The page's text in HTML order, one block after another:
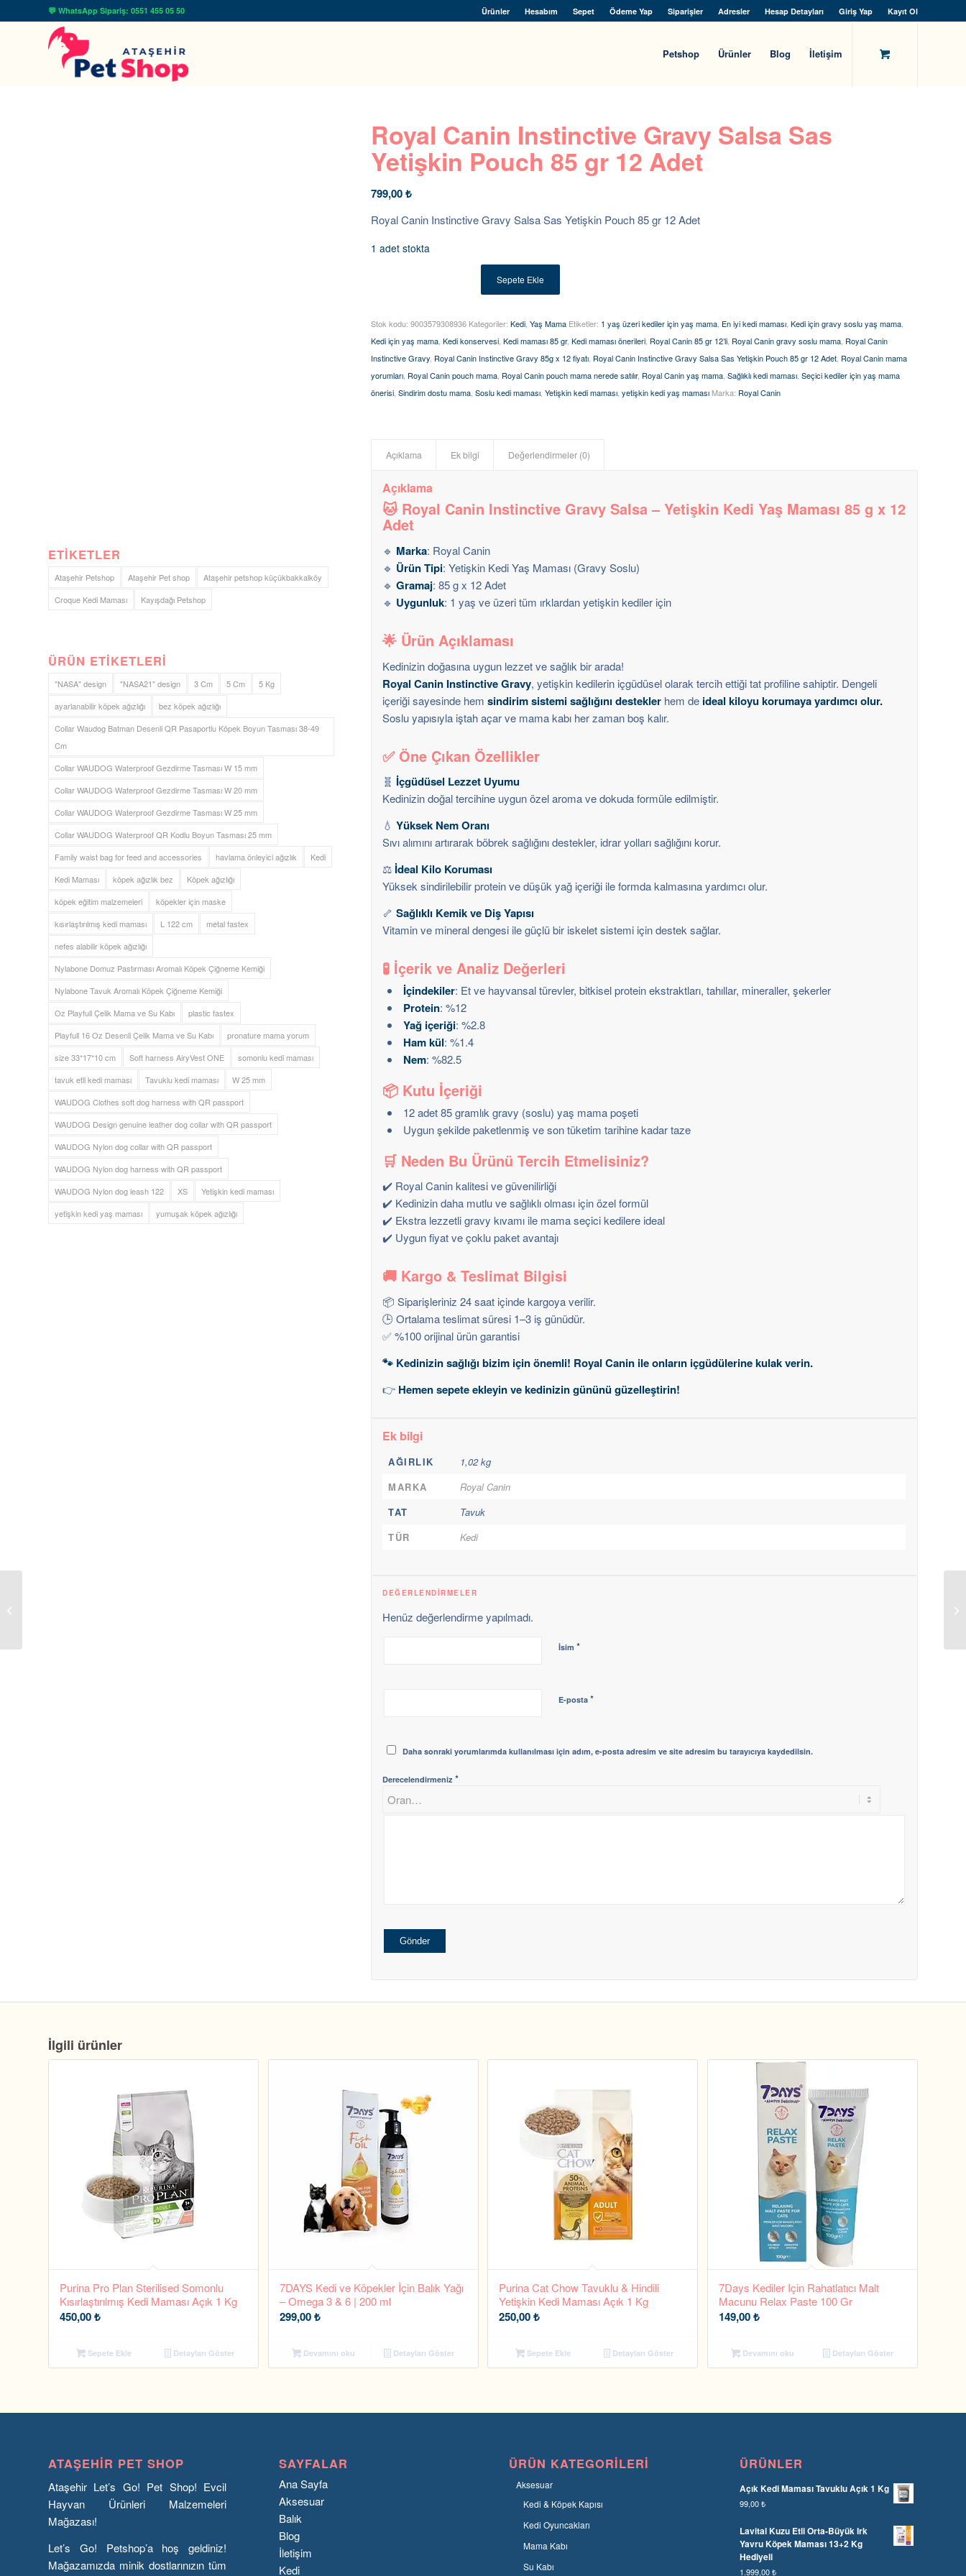
Ürünler Hesabım Sepet Ödeme Yap Siparişler Adresler Hesap Detayları Giriş Yap Kayıt Ol
💬 WhatsApp Sipariş: 0551 455 05 50
Petshop Ürünler Blog İletişim
ETIKETLER
Ataşehir Petshop Ataşehir Pet shop
Ataşehir petshop küçükbakkalköy
Croque Kedi Maması
Kayışdağı Petshop
ÜRÜN ETIKETLERI
"NASA" design "NASA21" design 3 Cm 5 Cm
5 Kg
ayarlanabilir köpek ağızlığı
bez köpek ağızlığı
Collar Waudog Batman Desenli QR Pasaportlu Köpek Boyun Tasması 38-49
Cm
Collar WAUDOG Waterproof Gezdirme Tasması W 15 mm
Collar WAUDOG Waterproof Gezdirme Tasması W 20 mm
Collar WAUDOG Waterproof Gezdirme Tasması W 25 mm
Collar WAUDOG Waterproof QR Kodlu Boyun Tasması 25 mm
Family waist bag for feed and accessories
havlama önleyici ağızlık
Kedi
Kedi Maması
köpek ağızlık bez
Köpek ağızlığı
köpek eğitim malzemeleri
köpekler için maske
kısırlaştırılmış kedi maması
L 122 cm
metal fastex
nefes alabilir köpek ağızlığı
Nylabone Domuz Pastırması Aromalı Köpek Çiğneme Kemiği
Nylabone Tavuk Aromalı Köpek Çiğneme Kemiği
Oz Playfull Çelik Mama ve Su Kabı
plastic fastex
Playfull 16 Oz Desenli Çelik Mama ve Su Kabı
pronature mama yorum
size 33*17*10 cm
Soft harness AiryVest ONE
somonlu kedi maması
tavuk etli kedi maması
Tavuklu kedi maması
W 25 mm
WAUDOG Clothes soft dog harness with QR passport
WAUDOG Design genuine leather dog collar with QR passport
WAUDOG Nylon dog collar with QR passport
WAUDOG Nylon dog harness with QR passport
WAUDOG Nylon dog leash 122
XS
Yetişkin kedi maması
yetişkin kedi yaş maması
yumuşak köpek ağızlığı
Royal Canin Instinctive Gravy Salsa Sas
Yetişkin Pouch 85 gr 12 Adet
799,00₺
Royal Canin Instinctive Gravy Salsa Sas Yetişkin Pouch 85 gr 12 Adet
1 adet stokta
Sepete Ekle
Stok kodu:9003579308936 Kategoriler:Kedi,Yaş Mama Etiketler: 1 yaş üzeri kediler için yaş mama, En iyi kedi maması,Kedi için gravy soslu yaş mama,
Kedi için yaş mama,Kedi konservesi,Kedi maması 85 gr,Kedi maması önerileri, Royal Canin 85 gr 12’li, Royal Canin gravy soslu mama, Royal Canin
Instinctive Gravy, Royal Canin Instinctive Gravy 85g x 12 fiyatı, Royal Canin Instinctive Gravy Salsa Sas Yetişkin Pouch 85 gr 12 Adet, Royal Canin mama
yorumları, Royal Canin pouch mama, Royal Canin pouch mama nerede satılır, Royal Canin yaş mama,Sağlıklı kedi maması,Seçici kediler için yaş mama
önerisi,Sindirim dostu mama,Soslu kedi maması,Yetişkin kedi maması,yetişkin kedi yaş maması Marka: Royal Canin
Açıklama Ek bilgi Değerlendirmeler (0)
Açıklama
🐱 Royal Canin Instinctive Gravy Salsa – Yetişkin Kedi Yaş Maması 85 g x 12
Adet
🔹 Marka: Royal Canin
🔹 Ürün Tipi: Yetişkin Kedi Yaş Maması (Gravy Soslu)
🔹Gramaj: 85 g x 12 Adet
🔹 Uygunluk: 1 yaş ve üzeri tüm ırklardan yetişkin kediler için
🌟 Ürün Açıklaması
Kedinizin doğasına uygun lezzet ve sağlık bir arada!
Royal Canin Instinctive Gravy, yetişkin kedilerin içgüdüsel olarak tercih ettiği tat profiline sahiptir. Dengeli
içeriği sayesinde hemsindirim sistemi sağlığını destekler hem de ideal kiloyu korumaya yardımcı olur.
Soslu yapısıyla iştah açar ve mama kabı her zaman boş kalır.
✅ Öne Çıkan Özellikler
🧬 İçgüdüsel Lezzet Uyumu
Kedinizin doğal tercihine uygun özel aroma ve dokuda formüle edilmiştir.
💧Yüksek Nem Oranı
Sıvı alımını artırarak böbrek sağlığını destekler, idrar yolları sağlığını korur.
⚖️ İdeal Kilo Koruması
Yüksek sindirilebilir protein ve düşük yağ içeriği ile formda kalmasına yardımcı olur.
🦴Sağlıklı Kemik ve Diş Yapısı
Vitamin ve mineral dengesi ile güçlü bir iskelet sistemi için destek sağlar.
🧪 İçerik ve Analiz Değerleri
İçindekiler: Et ve hayvansal türevler, bitkisel protein ekstraktları, tahıllar, mineraller, şekerler
Protein: %12
Yağ içeriği: %2.8
Ham kül: %1.4
Nem: %82.5
📦 Kutu İçeriği
12 adet 85 gramlık gravy (soslu) yaş mama poşeti
Uygun şekilde paketlenmiş ve son tüketim tarihine kadar taze
🛒 Neden Bu Ürünü Tercih Etmelisiniz?
✔️ Royal Canin kalitesi ve güvenilirliği
✔️ Kedinizin daha mutlu ve sağlıklı olması için özel formül
✔️ Ekstra lezzetli gravy kıvamı ile mama seçici kedilere ideal
✔️ Uygun fiyat ve çoklu paket avantajı
🚚 Kargo & Teslimat Bilgisi
📦 Siparişleriniz 24 saat içinde kargoya verilir.
🕒 Ortalama teslimat süresi 1–3 iş günüdür.
✅ %100 orijinal ürün garantisi
🐾 Kedinizin sağlığı bizim için önemli! Royal Canin ile onların içgüdülerine kulak verin.
👉 Hemen sepete ekleyin ve kedinizin gününü güzelleştirin!
Ek bilgi
AĞIRLIK
1,02 kg
MARKA
Royal Canin
TAT
Tavuk
TÜR
Kedi
DEĞERLENDIRMELER
Henüz değerlendirme yapılmadı.
İsim*
E-posta*
Daha sonraki yorumlarımda kullanılması için adım, e-posta adresim ve site adresim bu tarayıcıya kaydedilsin.
Derecelendirmeniz*
İlgili ürünler
Purina Pro Plan Sterilised Somonlu
Kısırlaştırılmış Kedi Maması Açık 1 Kg
450,00₺
Sepete Ekle Detayları Göster
7DAYS Kedi ve Köpekler İçin Balık Yağı
– Omega 3 & 6 | 200 ml
299,00₺
Devamını oku Detayları Göster
Purina Cat Chow Tavuklu & Hindili
Yetişkin Kedi Maması Açık 1 Kg
250,00₺
Sepete Ekle Detayları Göster
7Days Kediler Için Rahatlatıcı Malt
Macunu Relax Paste 100 Gr
149,00₺
Devamını oku Detayları Göster
ATAŞEHIR PET SHOP
Ataşehir Let’s Go! Pet Shop! Evcil
Hayvan Ürünleri Malzemeleri
Mağazası!
Let’s Go! Petshop’a hoş geldiniz!
Mağazamızda minik dostlarınızın tüm
SAYFALAR
Ana Sayfa
Aksesuar
Balık
Blog
İletişim
Kedi
ÜRÜN KATEGORILERI
Aksesuar
Kedi & Köpek Kapısı
Kedi Oyuncakları
Mama Kabı
Su Kabı
ÜRÜNLER
Açık Kedi Maması Tavuklu Açık 1 Kg
99,00₺
Lavital Kuzu Etli Orta-Büyük Irk
Yavru Köpek Maması 13+2 Kg
Hediyeli
1.999,00₺